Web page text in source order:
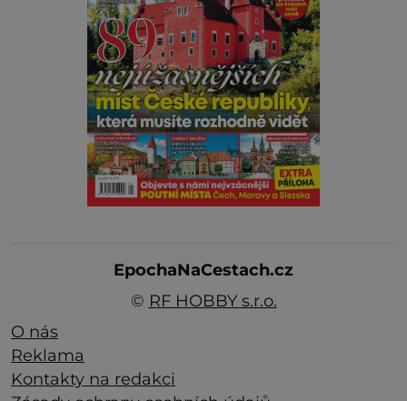
EpochaNaCestach.cz
© RF HOBBY s.r.o.
O nás
Reklama
Kontakty na redakci